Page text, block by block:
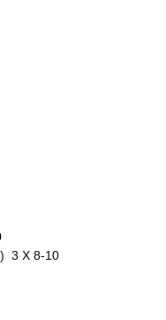
3 Х 8-10